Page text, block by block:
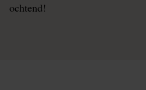
ochtend!